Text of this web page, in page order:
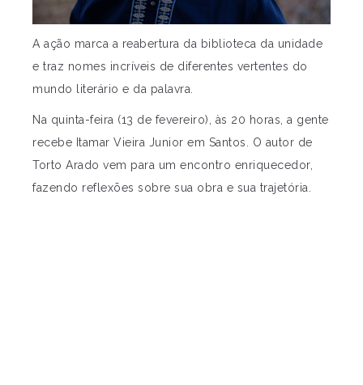
A ação marca a reabertura da biblioteca da unidade
e traz nomes incríveis de diferentes vertentes do
mundo literário e da palavra.
Na quinta-feira (13 de fevereiro), às 20 horas, a gente
recebe Itamar Vieira Junior em Santos. O autor de
Torto Arado vem para um encontro enriquecedor,
fazendo reflexões sobre sua obra e sua trajetória.